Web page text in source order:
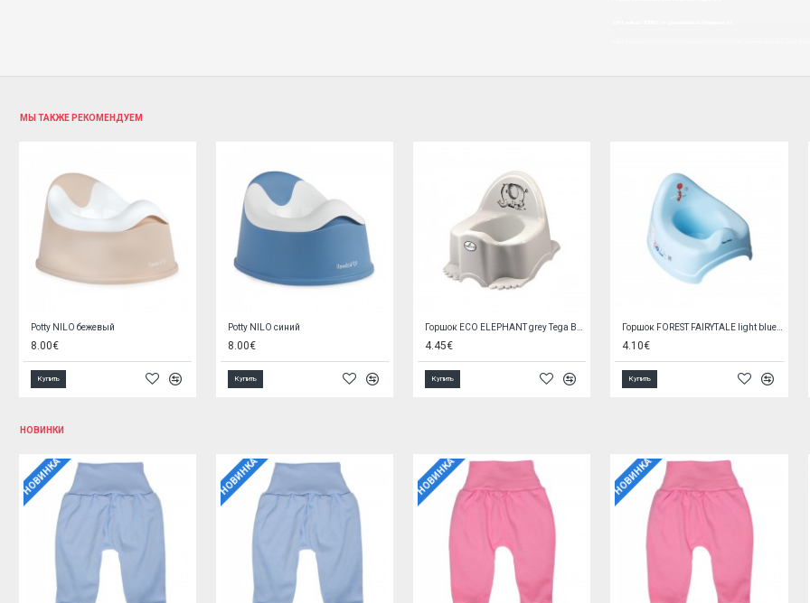
Buy Горшок ECO ELEPHANT turquoise-5902963011220 : купить быстро,
МЫ ТАКЖЕ РЕКОМЕНДУЕМ
5.90€
Купить
Горшок анатомический OWL grey
5.90€
Купить
5.90€
Купить
Горшок музыкальный ECO DINO light blue PO-056-135
5.90€
Купить
НОВИНКИ
НОВИНКА НОВИНКА НОВИНКА НОВИНКА